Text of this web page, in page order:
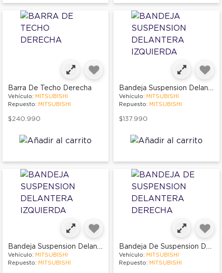
Barra De Techo Derecha
Vehículo: MITSUBISHI
Repuesto: MITSUBISHI
$240.990
Bandeja Suspension Delantera Izquierda
Vehículo: MITSUBISHI
Repuesto: MITSUBISHI
$137.990
Bandeja Suspension Delantera Izquierda
Vehículo: MITSUBISHI
Repuesto: MITSUBISHI
Bandeja De Suspension Delantera Derecha
Vehículo: MITSUBISHI
Repuesto: MITSUBISHI